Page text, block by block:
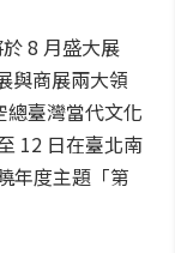
8 月盛大展
與商展兩大領
總臺灣當代文化
12 日在臺北南
年度主題「第